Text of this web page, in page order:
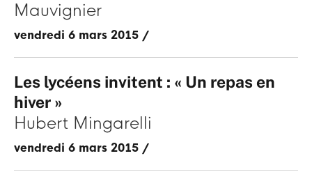
Mauvignier
vendredi 6 mars 2015 /
Les lycéens invitent : « Un repas en
hiver »
Hubert Mingarelli
vendredi 6 mars 2015 /